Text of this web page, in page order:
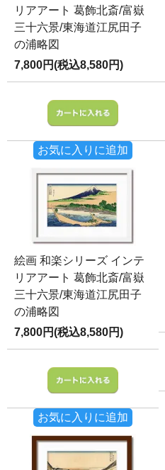
リアアート 葛飾北斎/富嶽
三十六景/東海道江尻田子
の浦略図
7,800円(税込8,580円)
お気に入りに追加
絵画 和楽シリーズ インテ
リアアート 葛飾北斎/富嶽
三十六景/東海道江尻田子
の浦略図
7,800円(税込8,580円)
お気に入りに追加